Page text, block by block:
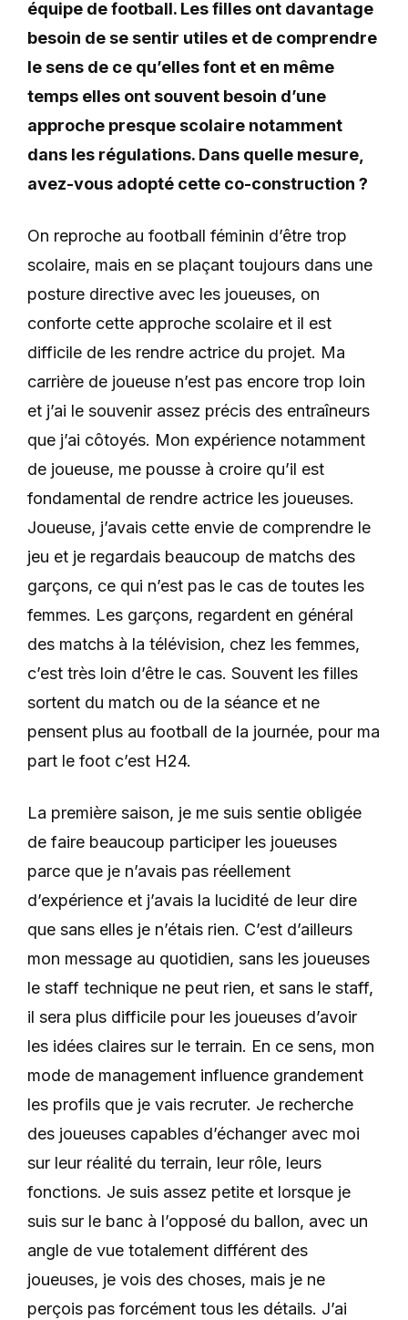
équipe de football. Les filles ont davantage
besoin de se sentir utiles et de comprendre
le sens de ce qu’elles font et en même
temps elles ont souvent besoin d’une
approche presque scolaire notamment
dans les régulations. Dans quelle mesure,
avez-vous adopté cette co-construction ?
On reproche au football féminin d’être trop
scolaire, mais en se plaçant toujours dans une
posture directive avec les joueuses, on
conforte cette approche scolaire et il est
difficile de les rendre actrice du projet. Ma
carrière de joueuse n’est pas encore trop loin
et j’ai le souvenir assez précis des entraîneurs
que j’ai côtoyés. Mon expérience notamment
de joueuse, me pousse à croire qu’il est
fondamental de rendre actrice les joueuses.
Joueuse, j’avais cette envie de comprendre le
jeu et je regardais beaucoup de matchs des
garçons, ce qui n’est pas le cas de toutes les
femmes. Les garçons, regardent en général
des matchs à la télévision, chez les femmes,
c’est très loin d’être le cas. Souvent les filles
sortent du match ou de la séance et ne
pensent plus au football de la journée, pour ma
part le foot c’est H24.
La première saison, je me suis sentie obligée
de faire beaucoup participer les joueuses
parce que je n’avais pas réellement
d’expérience et j’avais la lucidité de leur dire
que sans elles je n’étais rien. C’est d’ailleurs
mon message au quotidien, sans les joueuses
le staff technique ne peut rien, et sans le staff,
il sera plus difficile pour les joueuses d’avoir
les idées claires sur le terrain. En ce sens, mon
mode de management influence grandement
les profils que je vais recruter. Je recherche
des joueuses capables d’échanger avec moi
sur leur réalité du terrain, leur rôle, leurs
fonctions. Je suis assez petite et lorsque je
suis sur le banc à l’opposé du ballon, avec un
angle de vue totalement différent des
joueuses, je vois des choses, mais je ne
perçois pas forcément tous les détails. J’ai